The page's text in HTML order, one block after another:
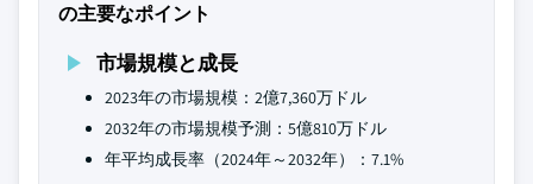
の主要なポイント
市場規模と成長
2023年の市場規模：2億7,360万ドル
2032年の市場規模予測：5億810万ドル
年平均成長率（2024年～2032年）：7.1%